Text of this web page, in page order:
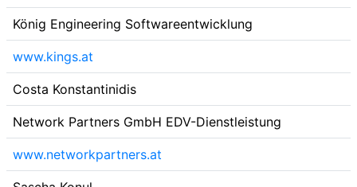
König Engineering Softwareentwicklung
www.kings.at
Costa Konstantinidis
Network Partners GmbH EDV-Dienstleistung
www.networkpartners.at